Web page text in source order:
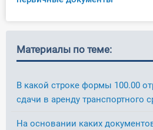
Материалы по теме:
В какой строке формы 100.00
сдачи в аренду транспортного
На основании каких